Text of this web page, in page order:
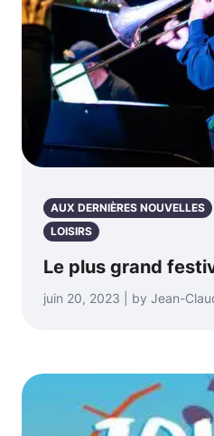
AUX DERNIÈRES NOUVELLES
LOISIRS
Le plus grand
juin 20, 2023 | by Jean-